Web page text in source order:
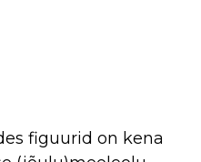
figuurid on kena